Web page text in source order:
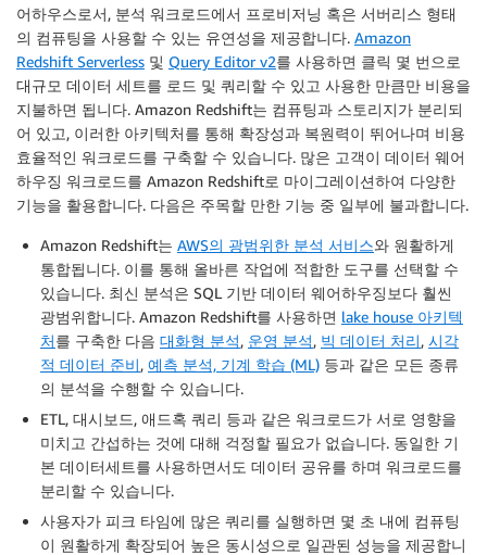
어하우스로서, 분석 워크로드에서 프로비저닝 혹은 서버리스 형태
의 컴퓨팅을 사용할 수 있는 유연성을 제공합니다. Amazon
Redshift Serverless 및 Query Editor v2를 사용하면 클릭 몇 번으로
대규모 데이터 세트를 로드 및 쿼리할 수 있고 사용한 만큼만 비용을
지불하면 됩니다. Amazon Redshift는 컴퓨팅과 스토리지가 분리되
어 있고, 이러한 아키텍처를 통해 확장성과 복원력이 뛰어나며 비용
효율적인 워크로드를 구축할 수 있습니다. 많은 고객이 데이터 웨어
하우징 워크로드를 Amazon Redshift로 마이그레이션하여 다양한
기능을 활용합니다. 다음은 주목할 만한 기능 중 일부에 불과합니다.
Amazon Redshift는 AWS의 광범위한 분석 서비스와 원활하게
통합됩니다. 이를 통해 올바른 작업에 적합한 도구를 선택할 수
있습니다. 최신 분석은 SQL 기반 데이터 웨어하우징보다 훨씬
광범위합니다. Amazon Redshift를 사용하면 lake house 아키텍
처를 구축한 다음 대화형 분석, 운영 분석, 빅 데이터 처리, 시각
적 데이터 준비, 예측 분석, 기계 학습 (ML) 등과 같은 모든 종류
의 분석을 수행할 수 있습니다.
ETL, 대시보드, 애드혹 쿼리 등과 같은 워크로드가 서로 영향을
미치고 간섭하는 것에 대해 걱정할 필요가 없습니다. 동일한 기
본 데이터세트를 사용하면서도 데이터 공유를 하며 워크로드를
분리할 수 있습니다.
사용자가 피크 타임에 많은 쿼리를 실행하면 몇 초 내에 컴퓨팅
이 원활하게 확장되어 높은 동시성으로 일관된 성능을 제공합니